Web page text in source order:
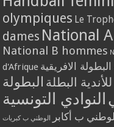
olympiques Le
dames National
National B hommes
d'Afrique البطولة الافريقية
البطلة البطولة
النوادي التونسية
ب أكابر الوطني ب كبريات